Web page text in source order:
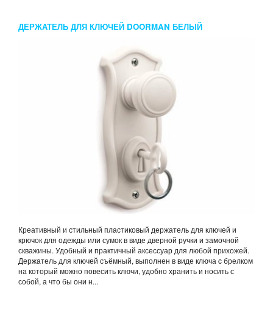
ДЕРЖАТЕЛЬ ДЛЯ КЛЮЧЕЙ DOORMAN БЕЛЫЙ
Креативный и стильный пластиковый держатель для ключей и
крючок для одежды или сумок в виде дверной ручки и замочной
скважины. Удобный и практичный аксессуар для любой прихожей.
Держатель для ключей съёмный, выполнен в виде ключа c брелком
на который можно повесить ключи, удобно хранить и носить с
собой, а что бы они н...